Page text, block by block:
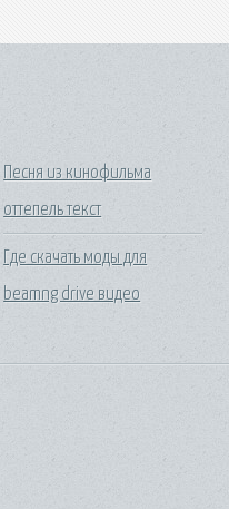
Песня из кинофильма
оттепель текст
Где скачать моды для
beamng drive видео